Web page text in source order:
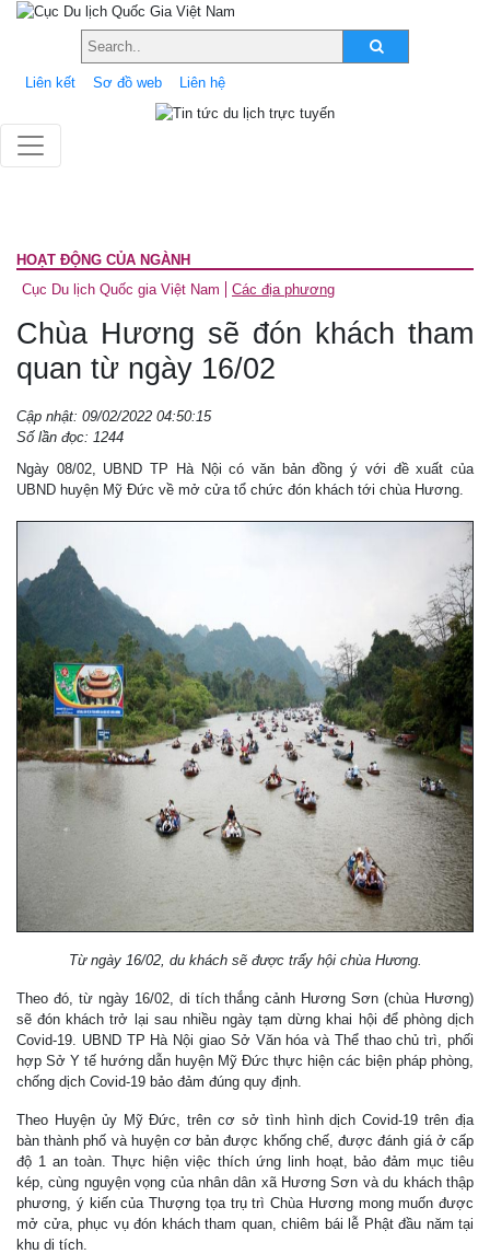
Liên kết Sơ đồ web Liên hệ
HOẠT ĐỘNG CỦA NGÀNH
Cục Du lịch Quốc gia Việt Nam
Các địa phương
Chùa Hương sẽ đón khách tham
quan từ ngày 16/02
Cập nhật: 09/02/2022 04:50:15
Số lần đọc: 1244
Ngày 08/02, UBND TP Hà Nội có văn bản đồng ý với đề xuất của
UBND huyện Mỹ Đức về mở cửa tổ chức đón khách tới chùa Hương.
Từ ngày 16/02, du khách sẽ được trẩy hội chùa Hương.
Theo đó, từ ngày 16/02, di tích thắng cảnh Hương Sơn (chùa Hương)
sẽ đón khách trở lại sau nhiều ngày tạm dừng khai hội để phòng dịch
Covid-19. UBND TP Hà Nội giao Sở Văn hóa và Thể thao chủ trì, phối
hợp Sở Y tế hướng dẫn huyện Mỹ Đức thực hiện các biện pháp phòng,
chống dịch Covid-19 bảo đảm đúng quy định.
Theo Huyện ủy Mỹ Đức, trên cơ sở tình hình dịch Covid-19 trên địa
bàn thành phố và huyện cơ bản được khống chế, được đánh giá ở cấp
độ 1 an toàn. Thực hiện việc thích ứng linh hoạt, bảo đảm mục tiêu
kép, cùng nguyện vọng của nhân dân xã Hương Sơn và du khách thập
phương, ý kiến của Thượng tọa trụ trì Chùa Hương mong muốn được
mở cửa, phục vụ đón khách tham quan, chiêm bái lễ Phật đầu năm tại
khu di tích.